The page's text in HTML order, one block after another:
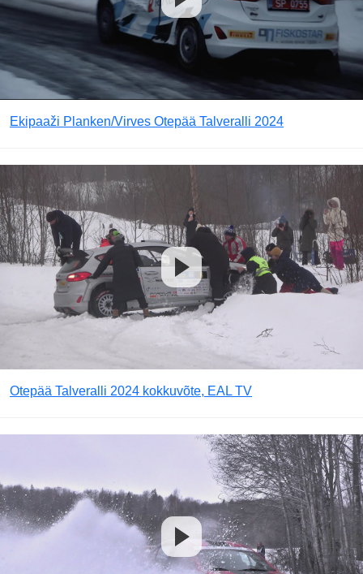
Ekipaaži Planken/Virves Otepää Talveralli 2024
Otepää Talveralli 2024 kokkuvõte, EAL TV